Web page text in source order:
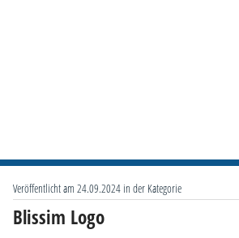
Veröffentlicht am 24.09.2024 in der Kategorie
Blissim Logo